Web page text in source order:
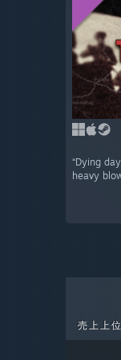
“Dying
heavy
売上上位